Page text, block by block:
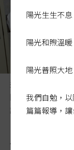
近年有社工因為在
回中南部家鄉，以
記者曾學仁／攝影
解社工荒
陽光生生不
陽光和煦溫
陽光普照大
我們自勉，
篇篇報導，